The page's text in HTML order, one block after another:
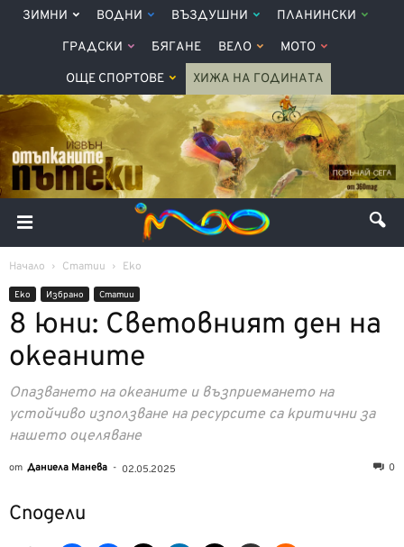
ЗИМНИ ВОДНИ ВЪЗДУШНИ ПЛАНИНСКИ
ГРАДСКИ БЯГАНЕ ВЕЛО МОТО
ОЩЕ СПОРТОВЕ ХИЖА НА ГОДИНАТА
Начало Статии Еко
Еко Избрано Статии
8 юни: Световният ден на
океаните
Опазването на океаните и възприемането на
устойчиво използване на ресурсите са критични за
нашето оцеляване
от Даниела Манева - 02.05.2025 0
Сподели